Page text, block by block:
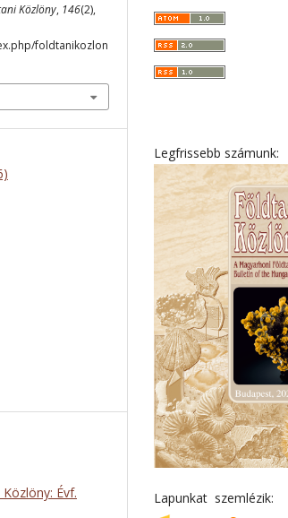
Közlöny, 146(2),
foldtanikozlon
Évf.
Legfrissebb számunk:
Lapunkat szemlézik: